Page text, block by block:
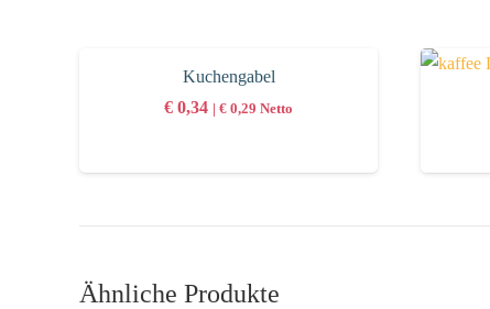
Kuchengabel
€ 0,34 |€ 0,29 Netto
Ähnliche Produkte